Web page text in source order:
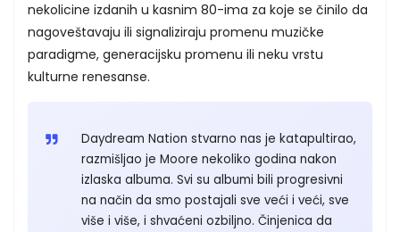
nekolicine izdanih u kasnim 80-ima za koje se činilo da
nagoveštavaju ili signaliziraju promenu muzičke
paradigme, generacijsku promenu ili neku vrstu
kulturne renesanse.
Daydream Nation stvarno nas je katapultirao,
razmišljao je Moore nekoliko godina nakon
izlaska albuma. Svi su albumi bili progresivni
na način da smo postajali sve veći i veći, sve
više i više, i shvaćeni ozbiljno. Činjenica da